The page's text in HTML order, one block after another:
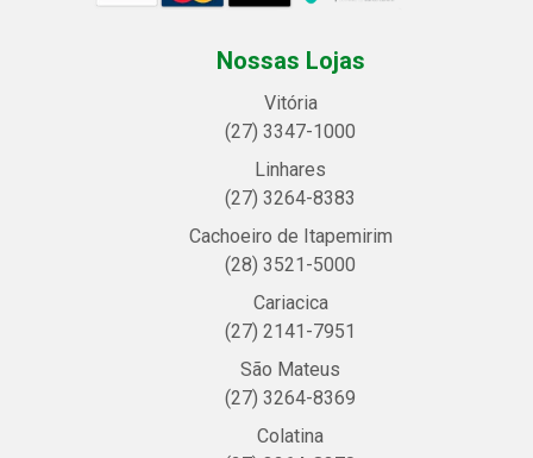
Nossas Lojas
Vitória
(27) 3347-1000
Linhares
(27) 3264-8383
Cachoeiro de Itapemirim
(28) 3521-5000
Cariacica
(27) 2141-7951
São Mateus
(27) 3264-8369
Colatina